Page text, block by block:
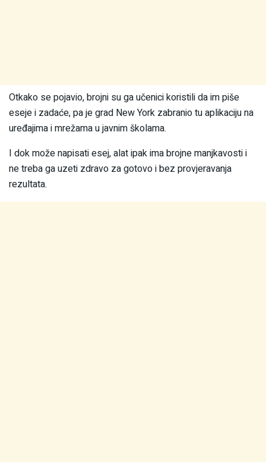
Otkako se pojavio, brojni su ga učenici koristili da im piše
eseje i zadaće, pa je grad New York zabranio tu aplikaciju na
uređajima i mrežama u javnim školama.
I dok može napisati esej, alat ipak ima brojne manjkavosti i
ne treba ga uzeti zdravo za gotovo i bez provjeravanja
rezultata.